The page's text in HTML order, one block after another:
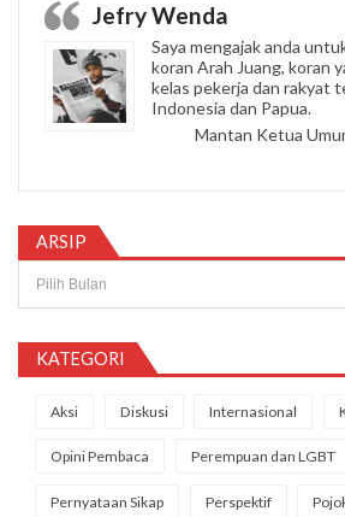
Jefry Wenda
Saya mengajak anda
koran Arah Juang, koran
kelas pekerja dan rakyat
Indonesia dan Papua.
Mantan Ketua
ARSIP
KATEGORI
Aksi Diskusi Internasional
Opini Pembaca Perempuan dan LGBT
Pernyataan Sikap Perspektif